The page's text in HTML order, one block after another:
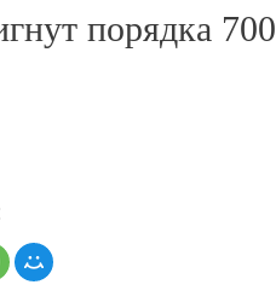
порядка